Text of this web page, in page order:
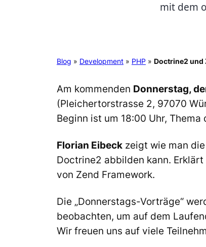
mit dem
Blog » Development » PHP » Doctrine2 und
Am kommenden Donnerstag,
(Pleichertorstrasse 2, 97070
Beginn ist um 18:00 Uhr, Thema
Florian Eibeck zeigt wie man
Doctrine2 abbilden kann.
von Zend Framework.
Die „Donnerstags-Vorträge“
beobachten, um auf dem
Wir freuen uns auf viele